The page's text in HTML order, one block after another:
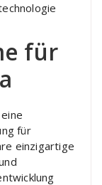
für
für
einzigartige